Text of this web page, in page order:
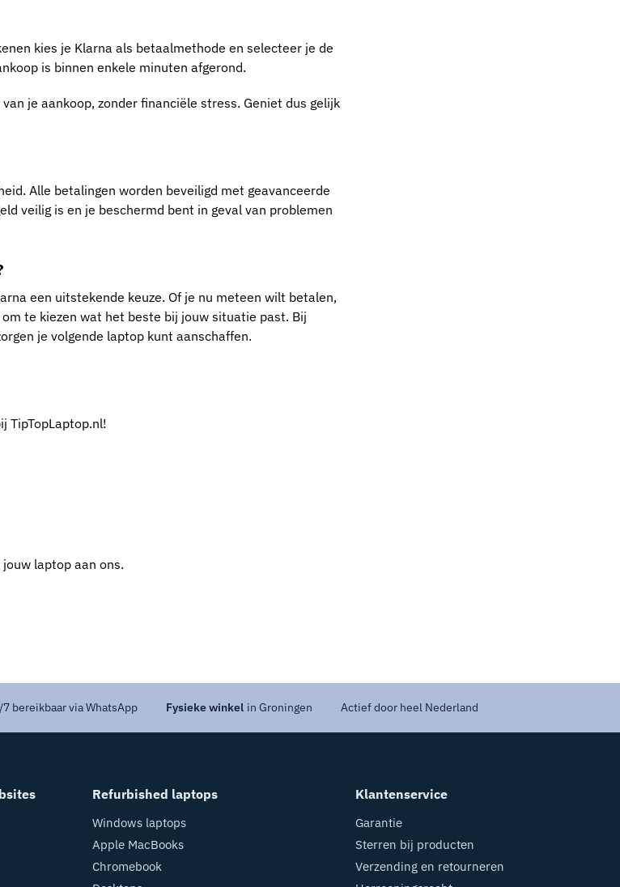
kies je Klarna als betaalmethode en selecteer je de
is binnen enkele minuten afgerond.
je aankoop, zonder financiële stress. Geniet dus gelijk
Alle betalingen worden beveiligd met geavanceerde
veilig is en je beschermd bent in geval van problemen
een uitstekende keuze. Of je nu meteen wilt betalen,
te kiezen wat het beste bij jouw situatie past. Bij
je volgende laptop kunt aanschaffen.
TipTopLaptop.nl!
laptop aan ons.
7 bereikbaar via WhatsApp Fysieke winkel in Groningen Actief door heel Nederland
Refurbished laptops
Windows laptops
Apple MacBooks
Chromebook
Klantenservice
Garantie
Sterren bij producten
Verzending en retourneren